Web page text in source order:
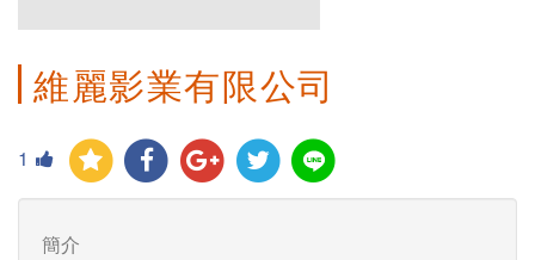
維麗影業有限公司
1
簡介